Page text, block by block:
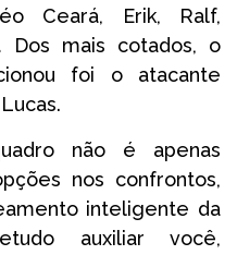
Ceará, Erik, Ralf,
Dos mais cotados, o
foi o atacante
não é apenas
nos confrontos,
inteligente da
auxiliar você,